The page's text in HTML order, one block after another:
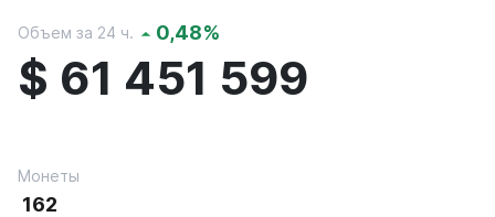
Объем за 24 ч. 0,48%
$ 61 451 599
Монеты
162